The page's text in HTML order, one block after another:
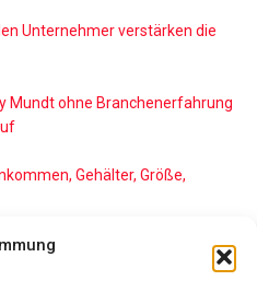
Unternehmer verstärken die
Mundt ohne Branchenerfahrung
Gehälter, Größe,
reich ist die Walmart-Erbin